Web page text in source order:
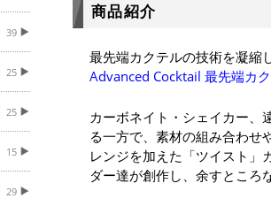
39
25
25
15
29
商品紹介
最先端カクテルの技術を凝縮
Advanced Cocktail 最先端カ
カーボネイト・シェイカー、
る一方で、素材の組み合わせ
レンジを加えた「ツイスト」
ダー達が創作し、余すところ